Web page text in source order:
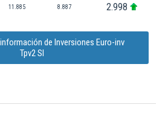
11.885 8.887 2.998
de Inversiones Euro-inv
Tpv2 Sl